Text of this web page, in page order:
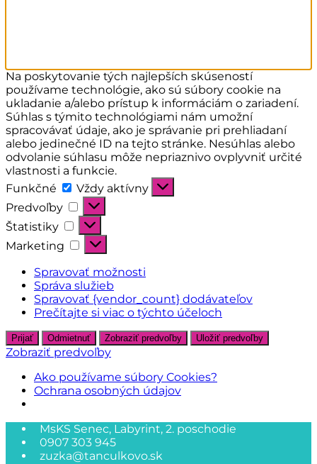
Na poskytovanie tých najlepších skúseností
používame technológie, ako sú súbory cookie na
ukladanie a/alebo prístup k informáciám o zariadení.
Súhlas s týmito technológiami nám umožní
spracovávať údaje, ako je správanie pri prehliadaní
alebo jedinečné ID na tejto stránke. Nesúhlas alebo
odvolanie súhlasu môže nepriaznivo ovplyvniť určité
vlastnosti a funkcie.
Funkčné
Funkčné
Vždy aktívny
Predvoľby
Predvoľby
Štatistiky
Štatistiky
Marketing
Marketing
Spravovať možnosti
Správa služieb
Spravovať {vendor_count} dodávateľov
Prečítajte si viac o týchto účeloch
Prijať Odmietnuť Zobraziť predvoľby Uložiť predvoľby
Zobraziť predvoľby
Ako používame súbory Cookies?
Ochrana osobných údajov
Skip
content
MsKS Senec, Labyrint, 2. poschodie
0907 303 945
zuzka@tanculkovo.sk